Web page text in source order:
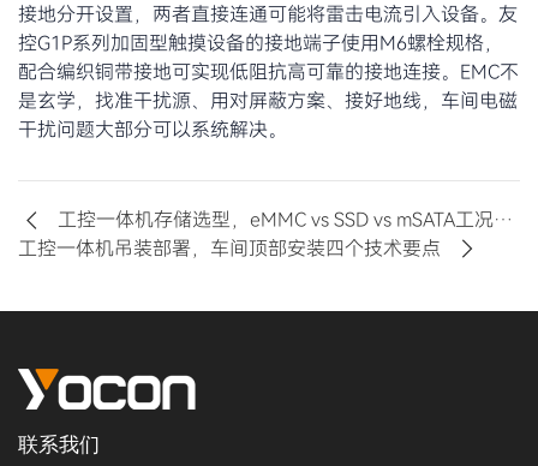
接地分开设置，两者直接连通可能将雷击电流引入设备。友
控G1P系列加固型触摸设备的接地端子使用M6螺栓规格，
配合编织铜带接地可实现低阻抗高可靠的接地连接。EMC不
是玄学，找准干扰源、用对屏蔽方案、接好地线，车间电磁
干扰问题大部分可以系统解决。
工控一体机存储选型，eMMC vs SSD vs mSATA工况对比
工控一体机吊装部署，车间顶部安装四个技术要点
联系我们